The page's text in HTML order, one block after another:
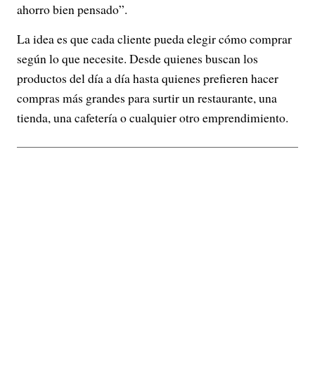
ahorro bien pensado”.
La idea es que cada cliente pueda elegir cómo comprar
según lo que necesite. Desde quienes buscan los
productos del día a día hasta quienes prefieren hacer
compras más grandes para surtir un restaurante, una
tienda, una cafetería o cualquier otro emprendimiento.